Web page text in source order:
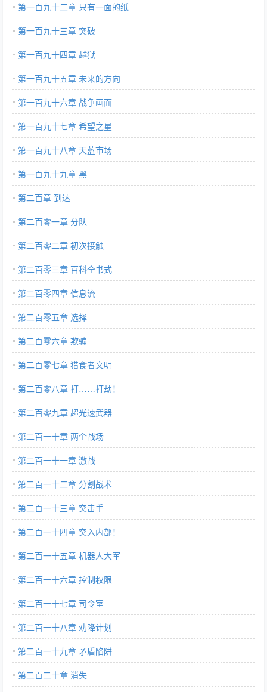
第一百九十二章 只有一面的纸
第一百九十三章 突破
第一百九十四章 越狱
第一百九十五章 未来的方向
第一百九十六章 战争画面
第一百九十七章 希望之星
第一百九十八章 天蓝市场
第一百九十九章 黑
第二百章 到达
第二百零一章 分队
第二百零二章 初次接触
第二百零三章 百科全书式
第二百零四章 信息流
第二百零五章 选择
第二百零六章 欺骗
第二百零七章 猎食者文明
第二百零八章 打……打劫！
第二百零九章 超光速武器
第二百一十章 两个战场
第二百一十一章 激战
第二百一十二章 分割战术
第二百一十三章 突击手
第二百一十四章 突入内部！
第二百一十五章 机器人大军
第二百一十六章 控制权限
第二百一十七章 司令室
第二百一十八章 劝降计划
第二百一十九章 矛盾陷阱
第二百二十章 消失